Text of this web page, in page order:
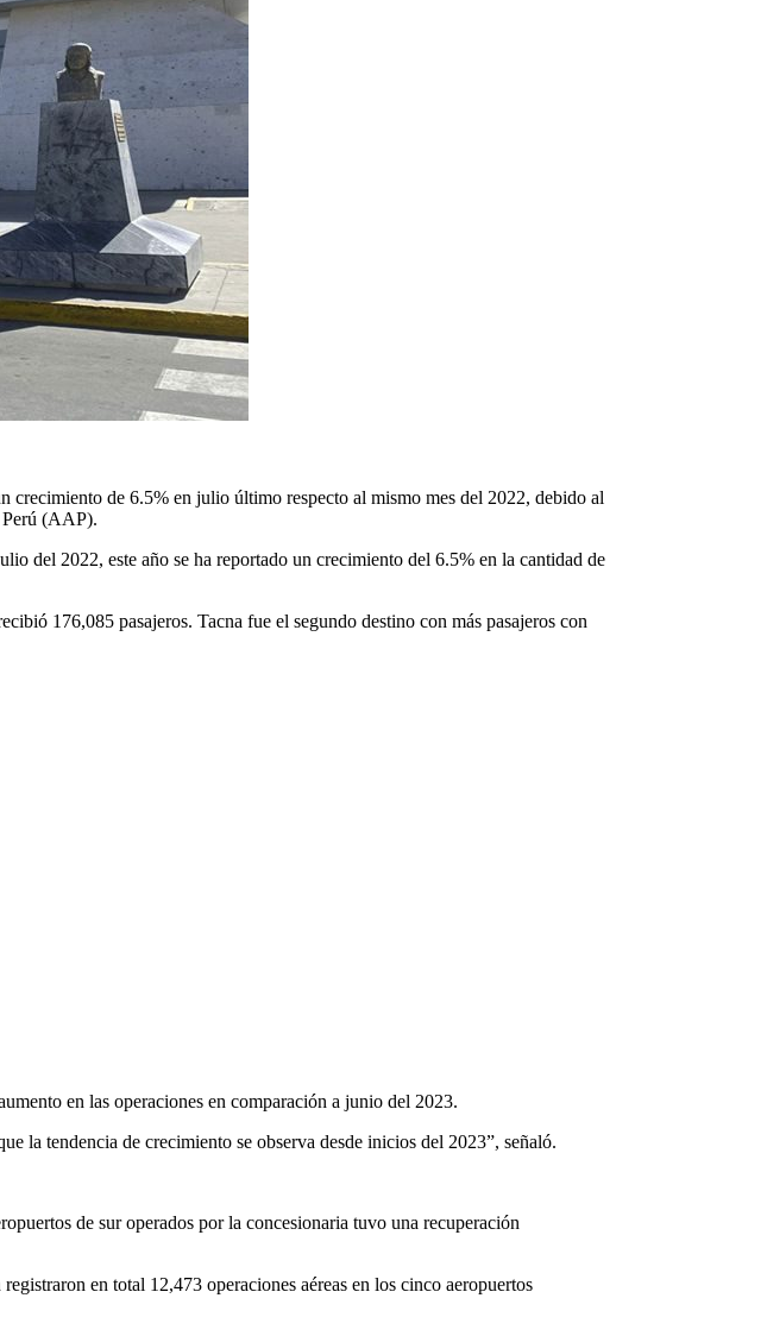
crecimiento de 6.5% en julio último respecto al mismo mes del 2022, debido al
Perú (AAP).
del 2022, este año se ha reportado un crecimiento del 6.5% en la cantidad de
176,085 pasajeros. Tacna fue el segundo destino con más pasajeros con
en las operaciones en comparación a junio del 2023.
la tendencia de crecimiento se observa desde inicios del 2023”, señaló.
de sur operados por la concesionaria tuvo una recuperación
en total 12,473 operaciones aéreas en los cinco aeropuertos